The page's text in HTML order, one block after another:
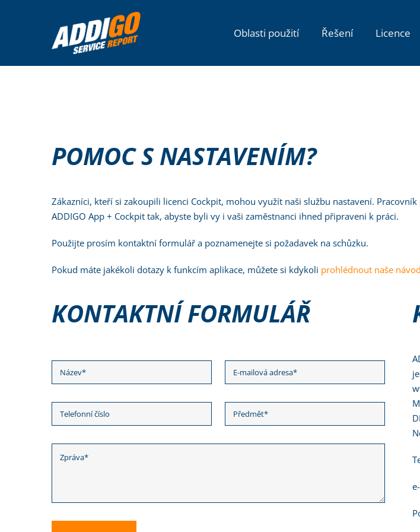
Oblasti použití Řešení Licence
KONTAKT
POMOC S NASTAVENÍM?
Zákazníci, kteří si zakoupili licenci Cockpit, mohou využít naši službu nastavení.
ADDIGO App + Cockpit tak, abyste byli vy i vaši zaměstnanci ihned připraveni k práci.
Použijte prosím kontaktní formulář a poznamenejte si požadavek na schůzku.
Pokud máte jakékoli dotazy k funkcím aplikace, můžete si kdykoli prohlédnout naše
KONTAKTNÍ FORMULÁŘ